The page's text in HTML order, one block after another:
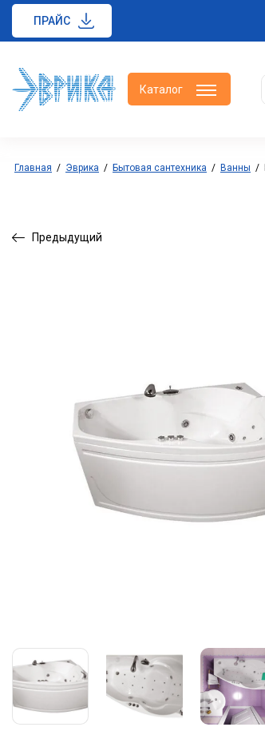
ПРАЙС
Каталог
Главная / Эврика / Бытовая сантехника / Ванны /
Предыдущий